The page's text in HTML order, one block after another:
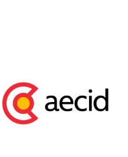
Financiación Unión EuropeaAecid